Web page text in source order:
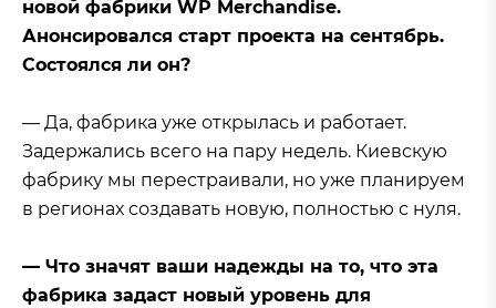
новой фабрики WP Merchandise.
Анонсировался старт проекта на сентябрь.
Состоялся ли он?
— Да, фабрика уже открылась и работает.
Задержались всего на пару недель. Киевскую
фабрику мы перестраивали, но уже планируем
в регионах создавать новую, полностью с нуля.
— Что значят ваши надежды на то, что эта
фабрика задаст новый уровень для